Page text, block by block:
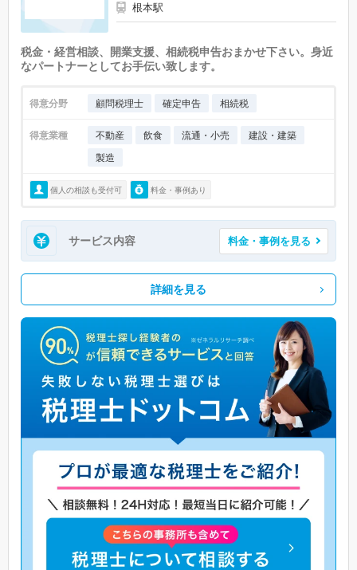
根本駅
税金・経営相談、開業支援、相続税申告おまかせ下さい。身近
なパートナーとしてお手伝い致します。
得意分野 顧問税理士 確定申告 相続税
得意業種 不動産 飲食 流通・小売
建設・建築
製造
個人の相談も受付可 料金・事例あり
サービス内容 料金・事例を見る
詳細を見る